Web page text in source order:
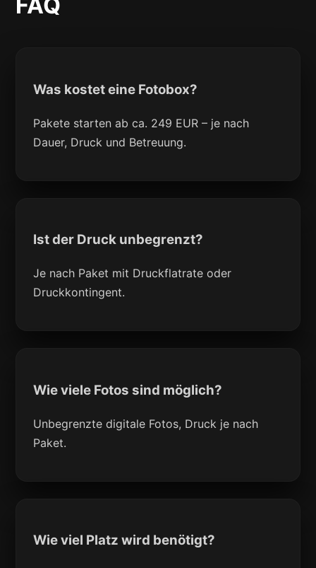
Was kostet eine Fotobox?
Pakete starten ab ca. 249 EUR – je nach
Dauer, Druck und Betreuung.
Ist der Druck unbegrenzt?
Je nach Paket mit Druckflatrate oder
Druckkontingent.
Wie viele Fotos sind möglich?
Unbegrenzte digitale Fotos, Druck je nach
Paket.
Wie viel Platz wird benötigt?